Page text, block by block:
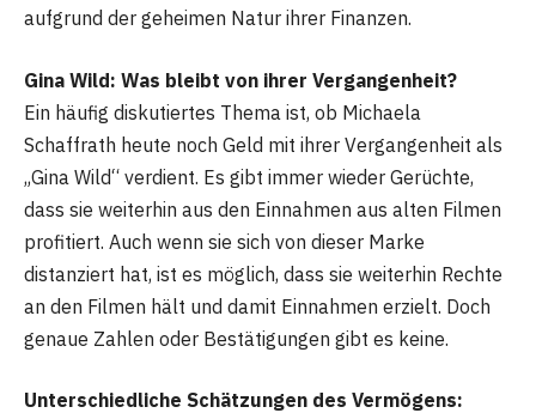
aufgrund der geheimen Natur ihrer Finanzen.
Gina Wild: Was bleibt von ihrer Vergangenheit?
Ein häufig diskutiertes Thema ist, ob Michaela
Schaffrath heute noch Geld mit ihrer Vergangenheit als
„Gina Wild“ verdient. Es gibt immer wieder Gerüchte,
dass sie weiterhin aus den Einnahmen aus alten Filmen
profitiert. Auch wenn sie sich von dieser Marke
distanziert hat, ist es möglich, dass sie weiterhin Rechte
an den Filmen hält und damit Einnahmen erzielt. Doch
genaue Zahlen oder Bestätigungen gibt es keine.
Unterschiedliche Schätzungen des Vermögens: